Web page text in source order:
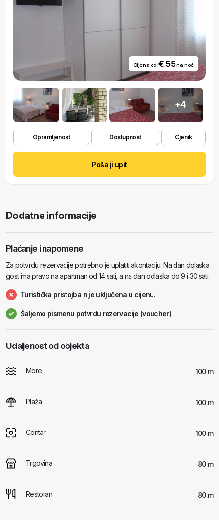
Cijena od € 55na noć
+4
Opremljenost Dostupnost Cjenik
Pošalji upit
Dodatne informacije
Plaćanje i napomene
Za potvrdu rezervacije potrebno je uplatiti akontaciju. Na dan dolaska
gost ima pravo na apartman od 14 sati, a na dan odlaska do 9 i 30 sati.
Turistička pristojba nije uključena u cijenu.
Šaljemo pismenu potvrdu rezervacije (voucher)
Udaljenost od objekta
More 100 m
Plaža 100 m
Centar 100 m
Trgovina 80 m
Restoran 80 m